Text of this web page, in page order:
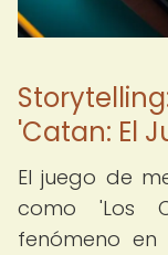
'Catan: El
El juego de
como 'Los
fenómeno